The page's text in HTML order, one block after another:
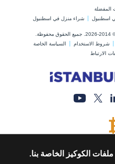
المفضلة
اسطنبول شراء منزل في اسطنبول
شروط الاستخدام
السياسة الخاصة
الارتباط
الدفع بالبيتكوين
الكوكيز الخاصة بنا.